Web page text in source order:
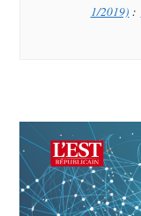
1/2019) :